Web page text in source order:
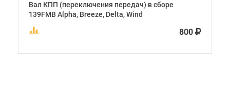
Вал КПП (переключения передач) в сборе
139FMB Alpha, Breeze, Delta, Wind
800